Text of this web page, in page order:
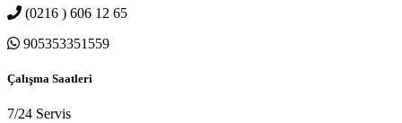
(0216 ) 606 12 65
905353351559
Çalışma Saatleri
7/24 Servis